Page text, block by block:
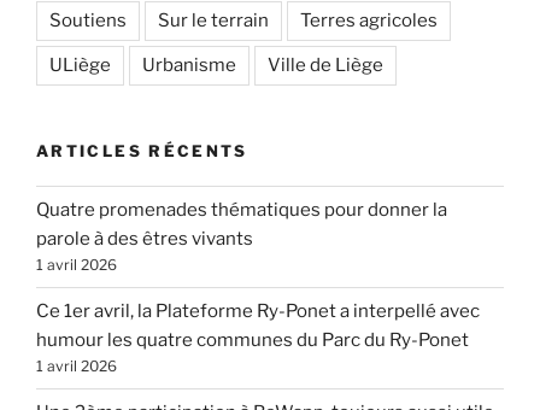
Soutiens Sur le terrain Terres agricoles
ULiège Urbanisme Ville de Liège
ARTICLES RÉCENTS
Quatre promenades thématiques pour donner la
parole à des êtres vivants
1 avril 2026
Ce 1er avril, la Plateforme Ry-Ponet a interpellé avec
humour les quatre communes du Parc du Ry-Ponet
1 avril 2026